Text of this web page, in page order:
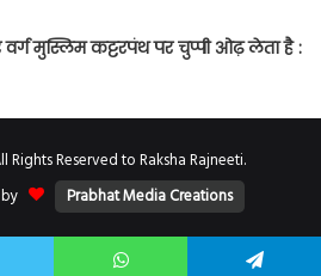
मुस्लिम कट्टरपंथ पर चुप्पी ओढ़ लेता है :
Reserved to Raksha Rajneeti.
Prabhat Media Creations